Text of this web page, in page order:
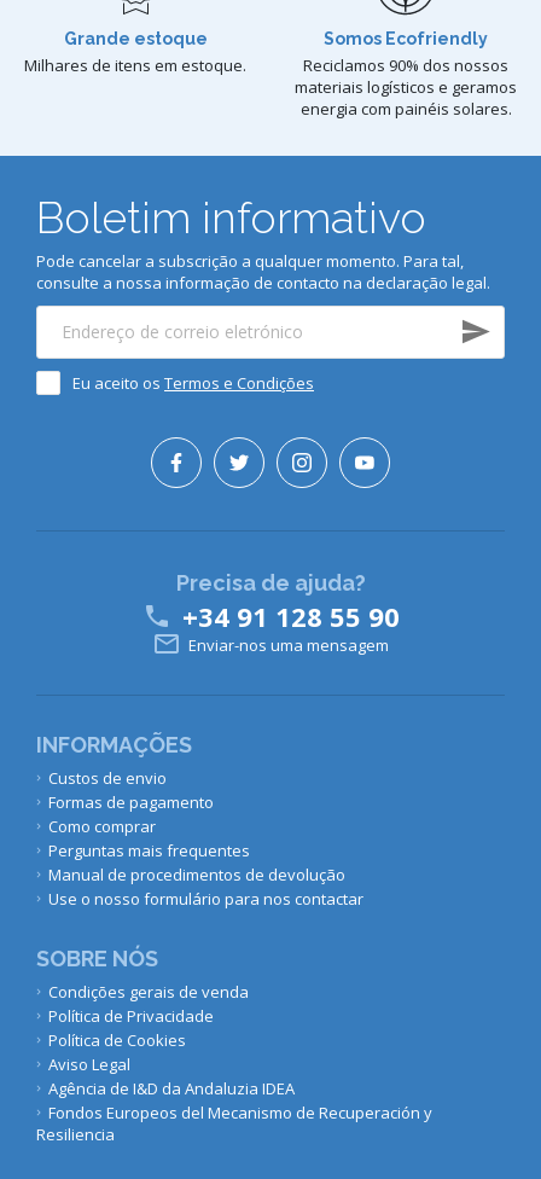
Grande estoque
Milhares de itens em estoque.
Somos Ecofriendly
Reciclamos 90% dos nossos
materiais logísticos e geramos
energia com painéis solares.
Boletim informativo
Pode cancelar a subscrição a qualquer momento. Para tal,
consulte a nossa informação de contacto na declaração legal.
Eu aceito os Termos e Condições
INFORMAÇÕES
Custos de envio
Formas de pagamento
Como comprar
Perguntas mais frequentes
Manual de procedimentos de devolução
Use o nosso formulário para nos contactar
SOBRE NÓS
Condições gerais de venda
Política de Privacidade
Política de Cookies
Aviso Legal
Agência de I&D da Andaluzia IDEA
Fondos Europeos del Mecanismo de Recuperación y
Resiliencia
Precisa de ajuda?
 +34 91 128 55 90
 Enviar-nos uma mensagem